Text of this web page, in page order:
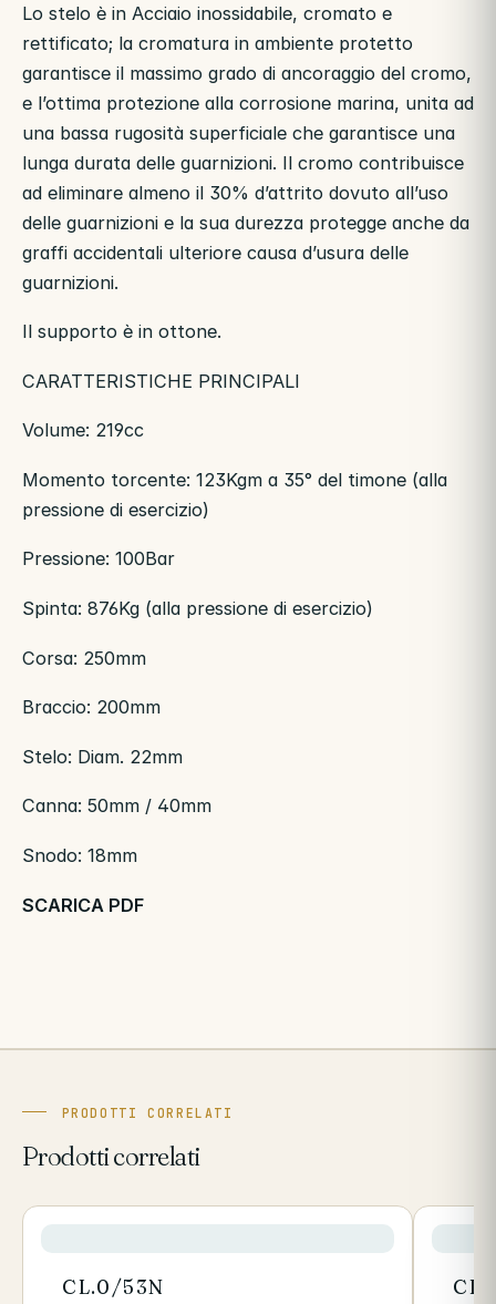
Lo stelo è in Acciaio inossidabile, cromato e
rettificato; la cromatura in ambiente protetto
garantisce il massimo grado di ancoraggio del cromo,
e l’ottima protezione alla corrosione marina, unita ad
una bassa rugosità superficiale che garantisce una
lunga durata delle guarnizioni. Il cromo contribuisce
ad eliminare almeno il 30% d’attrito dovuto all’uso
delle guarnizioni e la sua durezza protegge anche da
graffi accidentali ulteriore causa d’usura delle
guarnizioni.
Il supporto è in ottone.
CARATTERISTICHE PRINCIPALI
Volume: 219cc
Momento torcente: 123Kgm a 35° del timone (alla
pressione di esercizio)
Pressione: 100Bar
Spinta: 876Kg (alla pressione di esercizio)
Corsa: 250mm
Braccio: 200mm
Stelo: Diam. 22mm
Canna: 50mm / 40mm
Snodo: 18mm
SCARICA PDF
PRODOTTI CORRELATI
Prodotti correlati
CL.0/53N